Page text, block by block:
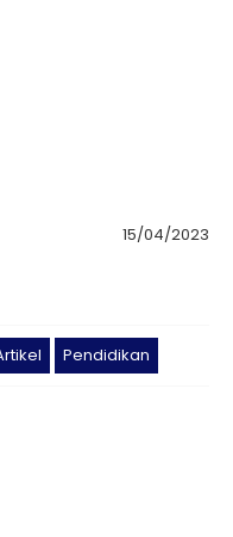
15/04/2023
Pendidikan